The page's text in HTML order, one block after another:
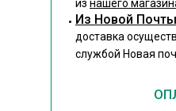
из нашего
Из Новой
доставка
службой Новая